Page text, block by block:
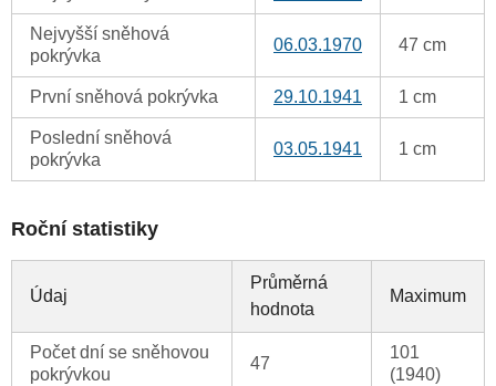
Nejvyšší sněhová
pokrývka
06.03.1970 47 cm
První sněhová pokrývka 29.10.1941 1 cm
Poslední sněhová
pokrývka
03.05.1941 1 cm
Roční statistiky
Údaj
Průměrná
hodnota
Maximum
Počet dní se sněhovou
pokrývkou
47
101
(1940)